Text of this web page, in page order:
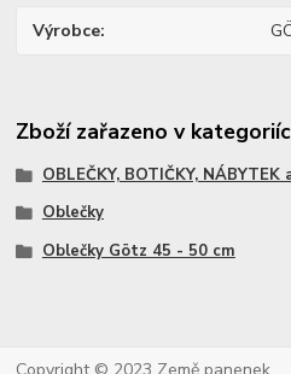
Výrobce
Zboží zařazeno v
OBLEČKY, BOTIČKY, NÁBYTEK
Oblečky
Oblečky Götz 45 - 50 cm